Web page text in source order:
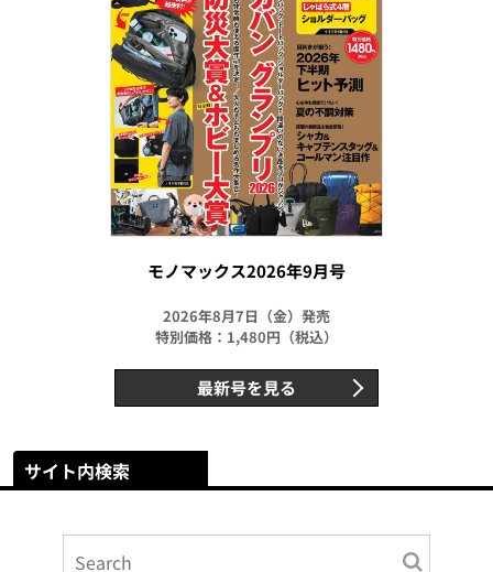
モノマックス2026年9月号
2026年8月7日（金）発売
特別価格：1,480円（税込）
最新号を見る
サイト内検索